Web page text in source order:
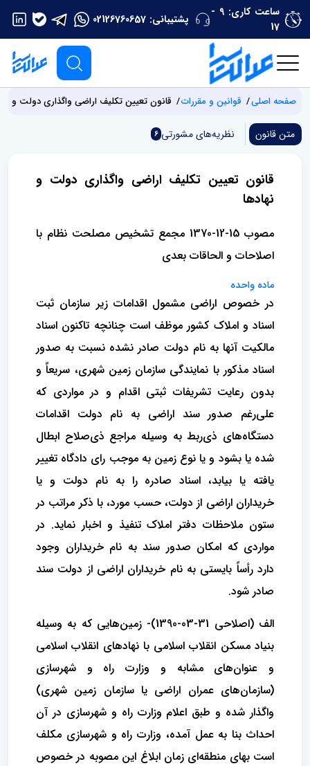
ساعت کاری: 9 -
17
پشتیبانی: 02126760657
صفحه اصلی قوانین و مقررات قانون تعیین تکلیف اراضی واگذاری دولت و
متن قانون نظریه‌های مشورتی 6
قانون تعیین تکلیف اراضی واگذاری دولت و
نهادها
مصوب 15-12-1370 مجمع تشخیص مصلحت نظام با
اصلاحات و الحاقات بعدی
ماده واحده
در خصوص اراضی مشمول اقدامات زیر سازمان ثبت
اسناد و املاک کشور موظف است چنانچه تاکنون اسناد
مالکیت آنها به نام دولت صادر نشده نسبت به صدور
اسناد مذکور با نمایندگی سازمان زمین شهری، سریعاً و
بدون رعایت تشریفات ثبتی اقدام و در مواردی که
علی‌رغم صدور سند اراضی به نام دولت اقدامات
دستگاه‌های ذی‌ربط به وسیله مراجع ذی‌صلاح ابطال
شده یا بشود و یا نوع زمین به موجب رای دادگاه تغییر
یافته یا بیابد، اسناد صادره را به نام دولت و یا
خریداران اراضی از دولت، حسب مورد، با ذکر مراتب در
ستون ملاحظات دفتر املاک تنفیذ و اخبار نماید. در
مواردی که امکان صدور سند به نام خریداران وجود
دارد رأساً بایستی به نام خریداران اراضی از دولت سند
صادر شود.
الف (اصلاحی 31-03-1390)- زمین‌هایی که به وسیله
بنیاد مسکن انقلاب اسلامی با نهادهای انقلاب اسلامی
و عنوان‌های مشابه و وزارت راه و شهرسازی
(سازمان‌های عمران اراضی یا سازمان زمین شهری)
واگذار شده و طبق اعلام وزارت راه و شهرسازی در آن
احداث بنا به عمل آمده، وزارت راه و شهرسازی مکلف
است بهای منطقه‌ای زمان ابلاغ این مصوبه در خصوص